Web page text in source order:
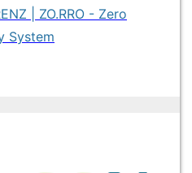
| ZO.RRO - Zero
System